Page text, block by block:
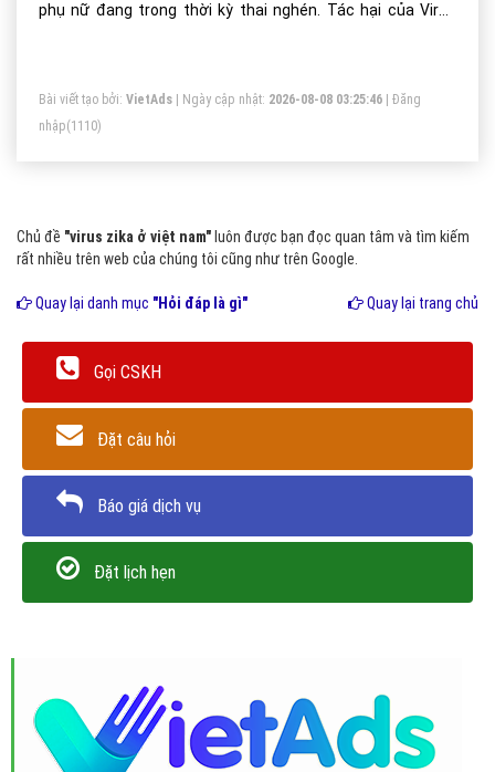
phụ nữ đang trong thời kỳ thai nghén. Tác hại của Virus
thiết.
Bài viết tạo bởi: VietAds | Ngày cập nhật: 2026-08-08 03:25:46
Đăng
nhập(1110)
Chủ đề "virus zika ở việt nam" luôn được bạn đọc quan tâm và tìm kiếm
rất nhiều trên web của chúng tôi cũng như trên Google.
Quay lại danh mục "Hỏi đáp là gì" Quay lại trang chủ
Gọi CSKH
Đặt câu hỏi
Báo giá dịch vụ
Đặt lịch hẹn